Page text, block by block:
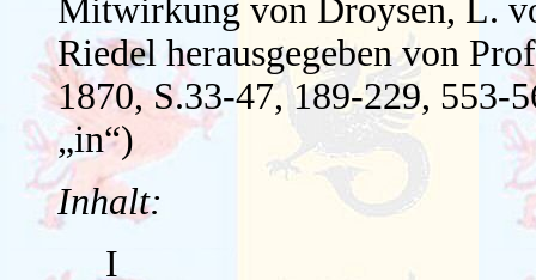
Mitwirkung von Droysen, L.
Riedel herausgegeben von
1870, S.33-47, 189-229,
„in“)
Inhalt:
I